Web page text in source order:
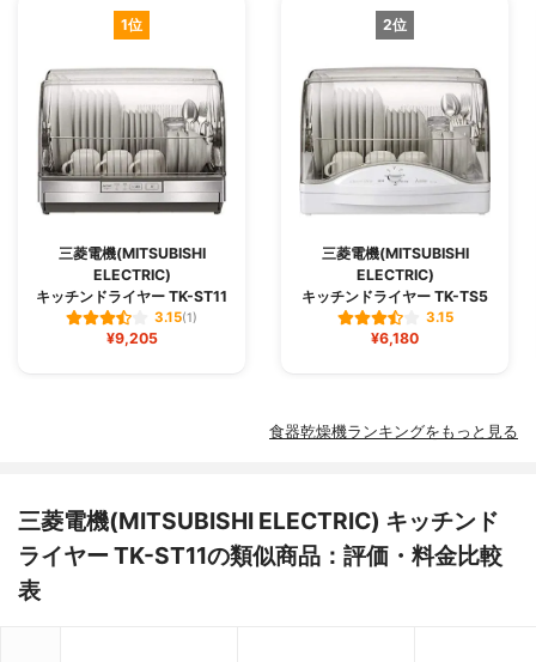
1位
三菱電機(MITSUBISHI
ELECTRIC)
キッチンドライヤー TK-ST11
3.15(1)
¥9,205
2位
三菱電機(MITSUBISHI
ELECTRIC)
キッチンドライヤー TK-TS5
3.15
¥6,180
食器乾燥機ランキングをもっと見る
三菱電機(MITSUBISHI ELECTRIC) キッチンド
ライヤー TK-ST11の類似商品：評価・料金比較
表